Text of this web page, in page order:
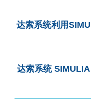
达索系统利用
达索系统